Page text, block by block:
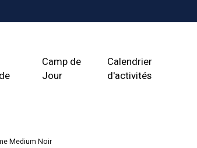
Camp de
Jour
Calendrier
d'activités
Medium Noir